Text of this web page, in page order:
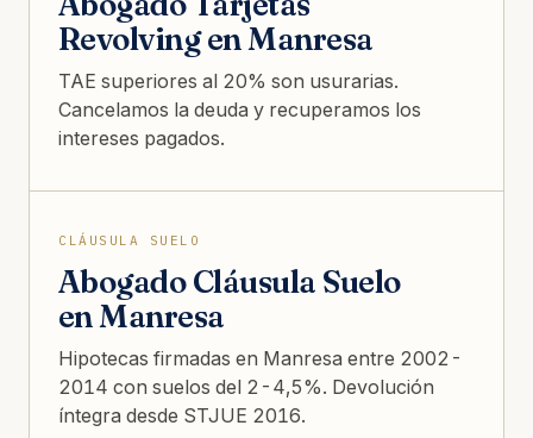
Revolving en Manresa
TAE superiores al 20% son usurarias.
Cancelamos la deuda y recuperamos los
intereses pagados.
CLÁUSULA SUELO
Abogado Cláusula Suelo
en Manresa
Hipotecas firmadas en Manresa entre 2002-
2014 con suelos del 2-4,5%. Devolución
íntegra desde STJUE 2016.